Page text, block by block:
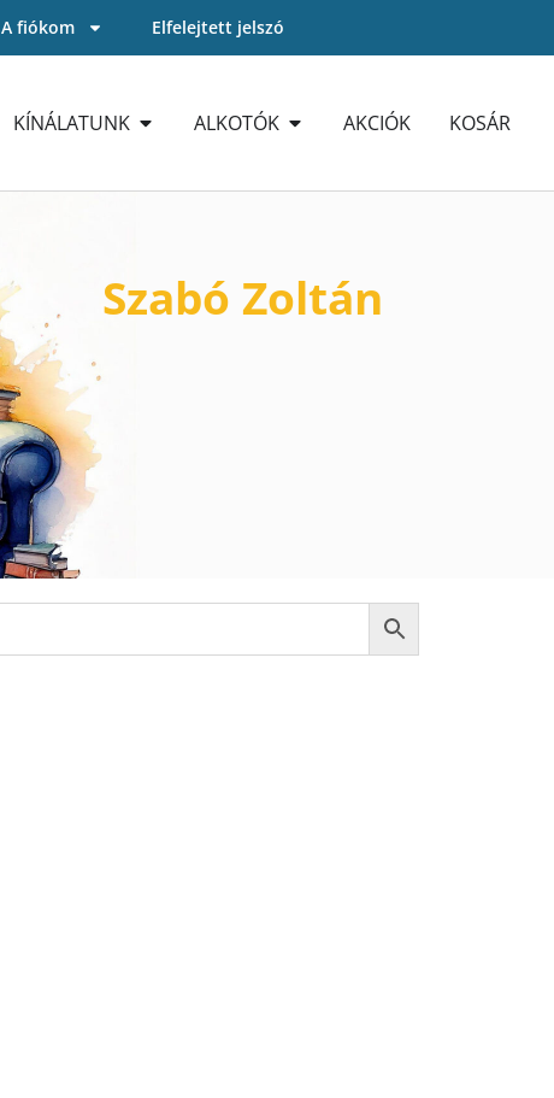
A fiókom Elfelejtett jelszó
KÍNÁLATUNK ALKOTÓK AKCIÓK KOSÁR
Szabó Zoltán